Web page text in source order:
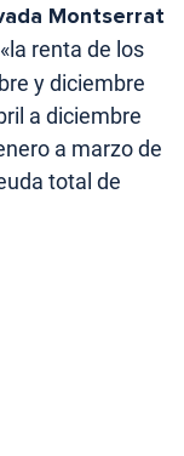
Montserrat
renta de los
y diciembre
a diciembre
a marzo de
total de